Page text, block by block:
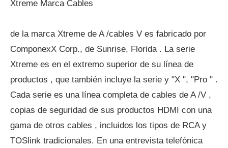
Xtreme Marca Cables
de la marca Xtreme de A /cables V es fabricado por
ComponexX Corp., de Sunrise, Florida . La serie
Xtreme es en el extremo superior de su línea de
productos , que también incluye la serie y "X ", "Pro " .
Cada serie es una línea completa de cables de A /V ,
copias de seguridad de sus productos HDMI con una
gama de otros cables , incluidos los tipos de RCA y
TOSlink tradicionales. En una entrevista telefónica